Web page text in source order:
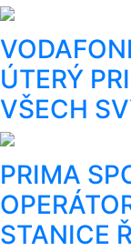
ÚTERÝ
VŠECH
PRIMA
STANICE